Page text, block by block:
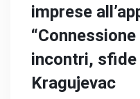
imprese
incontri, sfide
Kragujevac